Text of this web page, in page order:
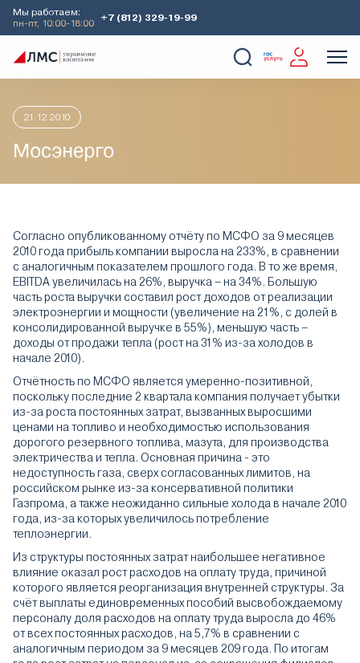
Мы работаем:
пн-пт, 10:00-18:00
+7 (812) 329-19-99
Главная Аналитика
21.12.2010
Мосэнерго
Согласно опубликованному отчёту по МСФО за 9 месяцев
2010 года прибыль компании выросла на 233%, в сравнении
с аналогичным показателем прошлого года. В то же время,
EBITDA увеличилась на 26%, выручка – на 34%. Большую
часть роста выручки составил рост доходов от реализации
электроэнергии и мощности (увеличение на 21%, с долей в
консолидированной выручке в 55%), меньшую часть –
доходы от продажи тепла (рост на 31% из-за холодов в
начале 2010).
Отчётность по МСФО является умеренно-позитивной,
поскольку последние 2 квартала компания получает убытки
из-за роста постоянных затрат, вызванных выросшими
ценами на топливо и необходимостью использования
дорогого резервного топлива, мазута, для производства
электричества и тепла. Основная причина - это
недоступность газа, сверх согласованных лимитов, на
российском рынке из-за консервативной политики
Газпрома, а также неожиданно сильные холода в начале 2010
года, из-за которых увеличилось потребление
теплоэнергии.
Из структуры постоянных затрат наибольшее негативное
влияние оказал рост расходов на оплату труда, причиной
которого является реорганизация внутренней структуры. За
счёт выплаты единовременных пособий высвобождаемому
персоналу доля расходов на оплату труда выросла до 46%
от всех постоянных расходов, на 5,7% в сравнении с
аналогичным периодом за 9 месяцев 209 года. По итогам